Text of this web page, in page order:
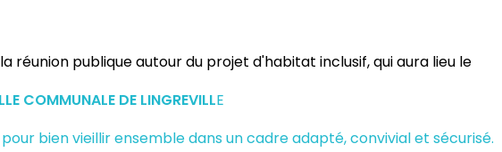
réunion publique autour du projet d'habitat inclusif, qui aura lieu le
COMMUNALE DE LINGREVILLE
bien vieillir ensemble dans un cadre adapté, convivial et sécurisé.